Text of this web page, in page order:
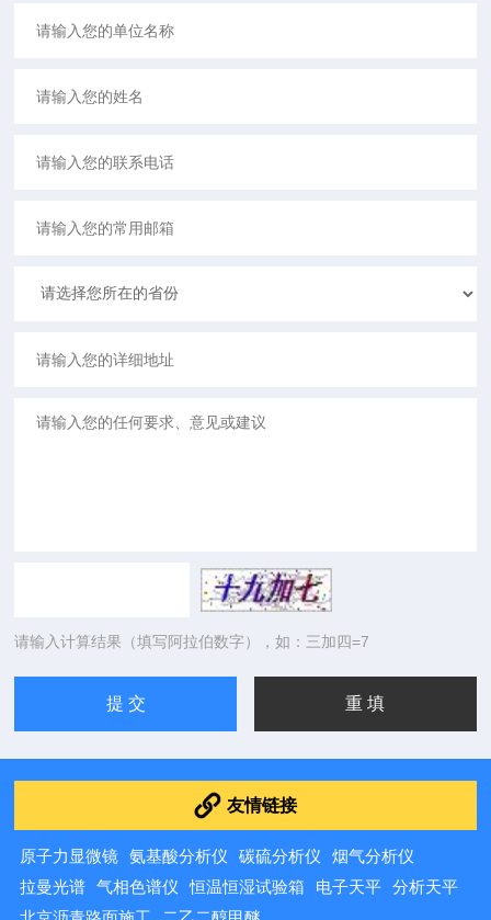
请输入计算结果（填写阿拉伯数字），如：三加四=7
友情链接
原子力显微镜 氨基酸分析仪 碳硫分析仪
烟气分析仪
拉曼光谱
气相色谱仪 恒温恒湿试验箱 电子天平
分析天平